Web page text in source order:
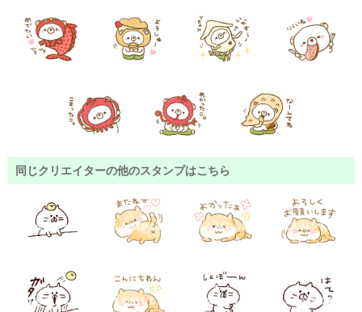
同じクリエイターの他のスタンプはこちら